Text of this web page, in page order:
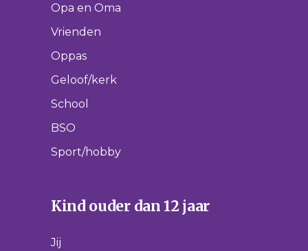
Opa en Oma
Vrienden
Oppas
Geloof/kerk
School
BSO
Sport/hobby
Kind ouder dan 12 jaar
Jij